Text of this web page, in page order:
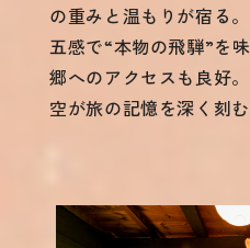
の重みと温もりが宿る
五感で“本物の飛騨”を
郷へのアクセスも良好
空が旅の記憶を深く刻む